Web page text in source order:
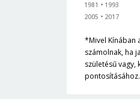
1981
1993
2005
2017
*Mivel Kínában
számolnak, ha
születésű vagy,
pontosításához.